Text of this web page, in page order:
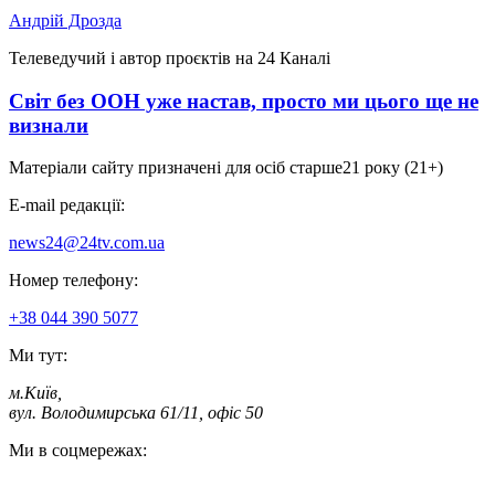
Андрій Дрозда
Телеведучий і автор проєктів на 24 Каналі
Світ без ООН уже настав, просто ми цього ще не
визнали
Матеріали сайту призначені для осіб старше21 року (21+)
E-mail редакції:
news24@24tv.com.ua
Номер телефону:
+38 044 390 5077
Ми тут:
м.Київ
вул. Володимирська 61/11, офіс 50
Ми в соцмережах: